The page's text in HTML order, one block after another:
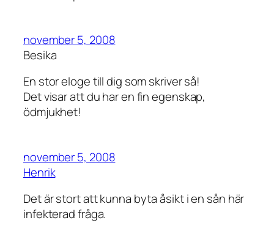
november 5, 2008
Besika
En stor eloge till dig som skriver så!
Det visar att du har en fin egenskap,
ödmjukhet!
november 5, 2008
Henrik
Det är stort att kunna byta åsikt i en sån här
infekterad fråga.